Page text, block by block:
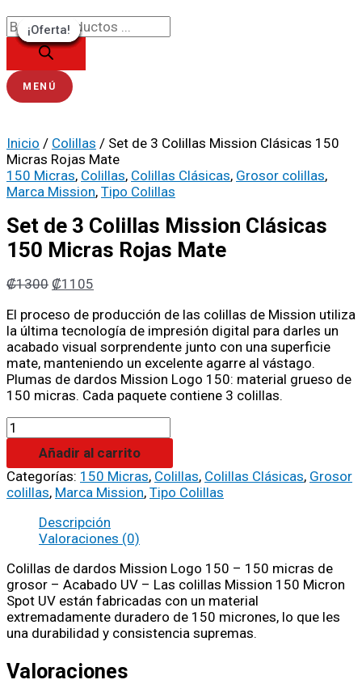
al
contenido
de
productos
MENÚ
¡Oferta!
Inicio / Colillas / Set de 3 Colillas Mission Clásicas 150
Micras Rojas Mate
150 Micras, Colillas, Colillas Clásicas, Grosor colillas,
Marca Mission, Tipo Colillas
Set de 3 Colillas Mission Clásicas
150 Micras Rojas Mate
₡1300
precio
original
era:
₡1300.
₡1105
precio
actual
El proceso de producción de las colillas de Mission utiliza
la última tecnología de impresión digital para darles un
acabado visual sorprendente junto con una superficie
mate, manteniendo un excelente agarre al vástago.
Plumas de dardos Mission Logo 150: material grueso de
150 micras. Cada paquete contiene 3 colillas.
de
3
Colillas
Mission
Clásicas
150
Rojas
Mate
cantidad
Añadir al carrito
Categorías: 150 Micras, Colillas, Colillas Clásicas, Grosor
colillas, Marca Mission, Tipo Colillas
Descripción
Valoraciones (0)
Colillas de dardos Mission Logo 150 – 150 micras de
grosor – Acabado UV – Las colillas Mission 150 Micron
Spot UV están fabricadas con un material
extremadamente duradero de 150 micrones, lo que les
una durabilidad y consistencia supremas.
Valoraciones
¡Oferta!
¡Oferta!
precio
original
₡900.
precio
actual
¡Oferta!
¡Oferta!
precio
original
₡1300.
actual
¡Oferta!
¡Oferta!
precio
original
₡1100.
actual
¡Oferta!
¡Oferta!
precio
original
₡900.
precio
actual